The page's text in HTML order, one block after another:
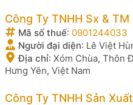
Công Ty TNHH Sx & TM
Mã số thuế: 0901244033
Người đại diện: Lê Việt
Địa chỉ: Xóm Chùa, Thôn
Hưng Yên, Việt Nam
Công Ty TNHH Sản